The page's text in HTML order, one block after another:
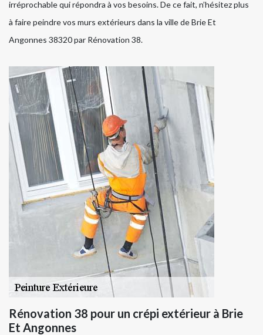
irréprochable qui répondra à vos besoins. De ce fait, n’hésitez plus
à faire peindre vos murs extérieurs dans la ville de Brie Et
Angonnes 38320 par Rénovation 38.
Rénovation 38 pour un crépi extérieur à Brie
Et Angonnes